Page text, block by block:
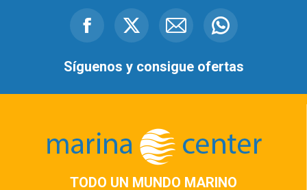
Facebook
X Mail Whatsapp
Síguenos y consigue ofertas
TODO UN MUNDO MARINO